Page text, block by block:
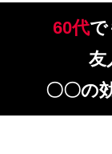
60代
友
〇〇の